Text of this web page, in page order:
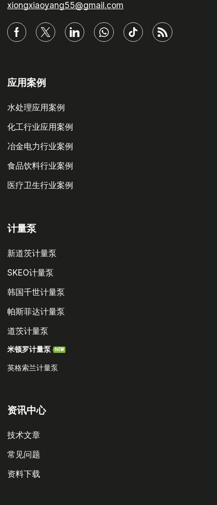
xiongxiaoyang55@gmail.com
应用案例
水处理应用案例
化工行业应用案例
冶金电力行业案例
食品饮料行业案例
医疗卫生行业案例
计量泵
新道茨计量泵
SKEO计量泵
韩国千世计量泵
帕斯菲达计量泵
道茨计量泵
米顿罗计量泵 NEW
英格索兰计量泵
资讯中心
技术文章
常见问题
资料下载